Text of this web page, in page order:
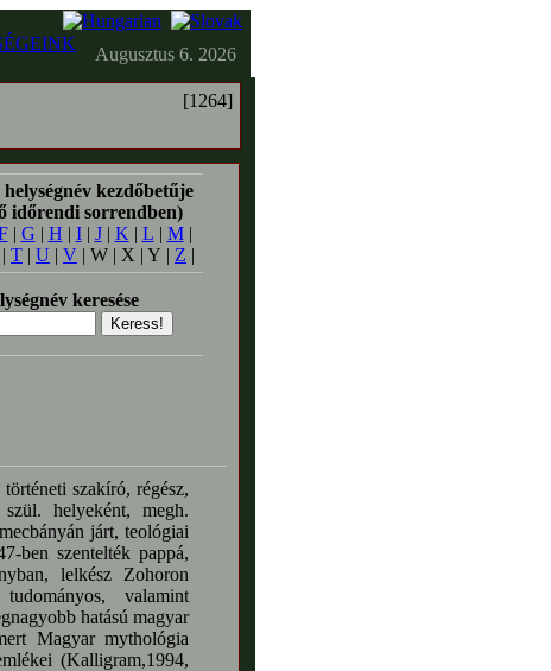
Augusztus 6. 2026
[1264]
kezdőbetűje
időrendi sorrendben)
| G | H | I| J| K | L | M|
| T | U | V | W | X | Y | Z |
keresése
szakíró, régész,
helyeként, megh.
járt, teológiai
ben szentelték pappá,
lelkész Zohoron
valamint
hatású magyar
Magyar mythológia
(Kalligram,1994,